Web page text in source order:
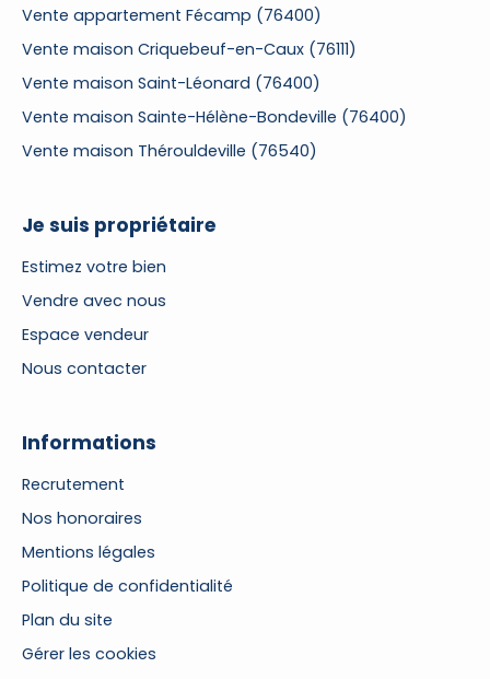
Vente appartement Fécamp (76400)
Vente maison Criquebeuf-en-Caux (76111)
Vente maison Saint-Léonard (76400)
Vente maison Sainte-Hélène-Bondeville (76400)
Vente maison Thérouldeville (76540)
Je suis propriétaire
Estimez votre bien
Vendre avec nous
Espace vendeur
Nous contacter
Informations
Recrutement
Nos honoraires
Mentions légales
Politique de confidentialité
Plan du site
Gérer les cookies